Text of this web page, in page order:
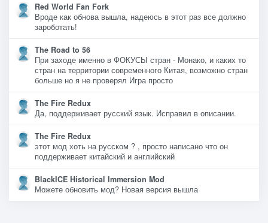
Red World Fan Fork
Вроде как обнова вышла, надеюсь в этот раз все должно
зароботать!
The Road to 56
При заходе именно в ФОКУСЫ стран - Монако, и каких то
стран на территории современного Китая, возможно стран
больше но я не проверял Игра просто
The Fire Redux
Да, поддерживает русский язык. Исправил в описании.
The Fire Redux
этот мод хоть на русском ? , просто написано что он
поддерживает китайский и английский
BlackICE Historical Immersion Mod
Можете обновить мод? Новая версия вышла